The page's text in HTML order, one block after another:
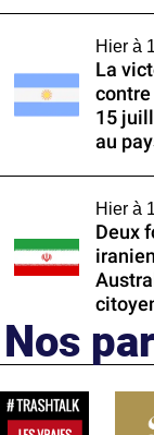
Hier à
La
15
au
Hier à
Deux
Nos